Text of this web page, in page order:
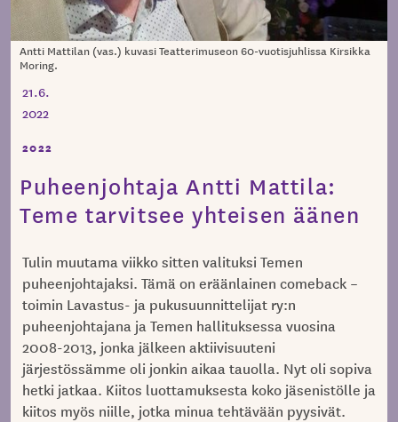
Antti Mattilan (vas.) kuvasi Teatterimuseon 60-vuotisjuhlissa Kirsikka
Moring.
21.6.
2022
2022
Puheenjohtaja Antti Mattila:
Teme tarvitsee yhteisen äänen
Tulin muutama viikko sitten valituksi Temen
puheenjohtajaksi. Tämä on eräänlainen comeback –
toimin Lavastus- ja pukusuunnittelijat ry:n
puheenjohtajana ja Temen hallituksessa vuosina
2008-2013, jonka jälkeen aktiivisuuteni
järjestössämme oli jonkin aikaa tauolla. Nyt oli sopiva
hetki jatkaa. Kiitos luottamuksesta koko jäsenistölle ja
kiitos myös niille, jotka minua tehtävään pyysivät.